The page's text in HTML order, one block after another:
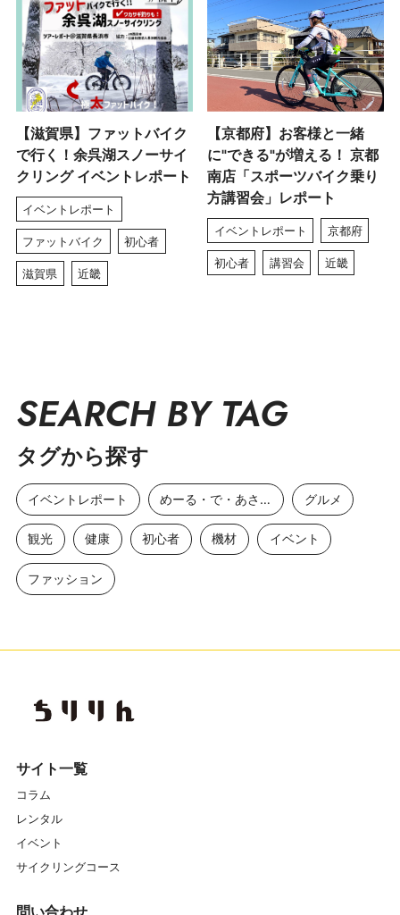
【滋賀県】ファットバイク
で行く！余呉湖スノーサイ
クリング イベントレポート
イベントレポート
ファットバイク 初心者
滋賀県 近畿
【京都府】お客様と一緒
に"できる"が増える！ 京都
南店「スポーツバイク乗り
方講習会」レポート
イベントレポート 京都府
初心者 講習会 近畿
SEARCH BY TAG
タグから探す
イベントレポート めーる・で・あさひ グルメ
観光 健康 初心者 機材 イベント
ファッション
サイト一覧
コラム
レンタル
イベント
サイクリングコース